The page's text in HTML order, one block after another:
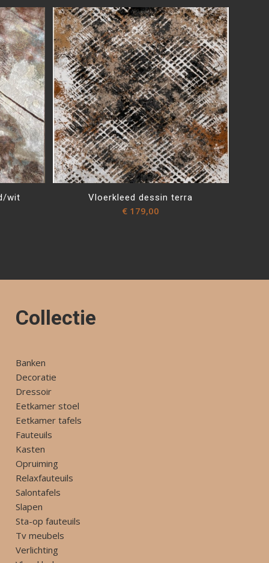
wit Vloerkleed dessin terra
€ 179,00
Collectie
Banken
Decoratie
Dressoir
Eetkamer stoel
Eetkamer tafels
Fauteuils
Kasten
Opruiming
Relaxfauteuils
Salontafels
Slapen
Sta-op fauteuils
Tv meubels
Verlichting